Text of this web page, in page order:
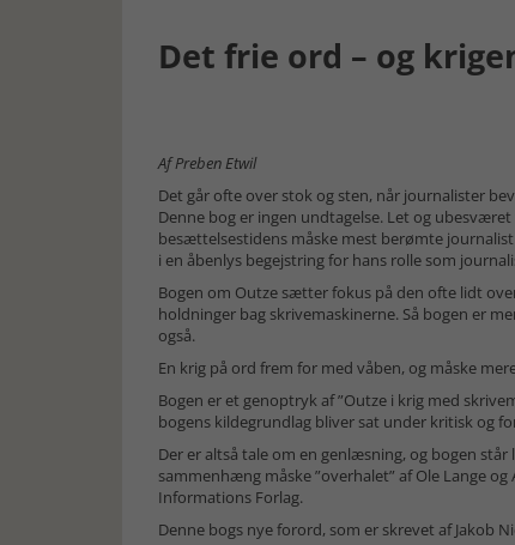
Det frie ord – og
Af Preben Etwil
Det går ofte over stok og sten, når journalister
Denne bog er ingen undtagelse. Let og
besættelsestidens måske mest berømte journalist
i en åbenlys begejstring for hans rolle som
Bogen om Outze sætter fokus på den ofte lidt
holdninger bag skrivemaskinerne. Så bogen er
også.
En krig på ord frem for med våben, og måske
Bogen er et genoptryk af ”Outze i krig med
bogens kildegrundlag bliver sat under kritisk og
Der er altså tale om en genlæsning, og bogen
sammenhæng måske ”overhalet” af Ole Lange
Informations Forlag.
Denne bogs nye forord, som er skrevet af Jakob